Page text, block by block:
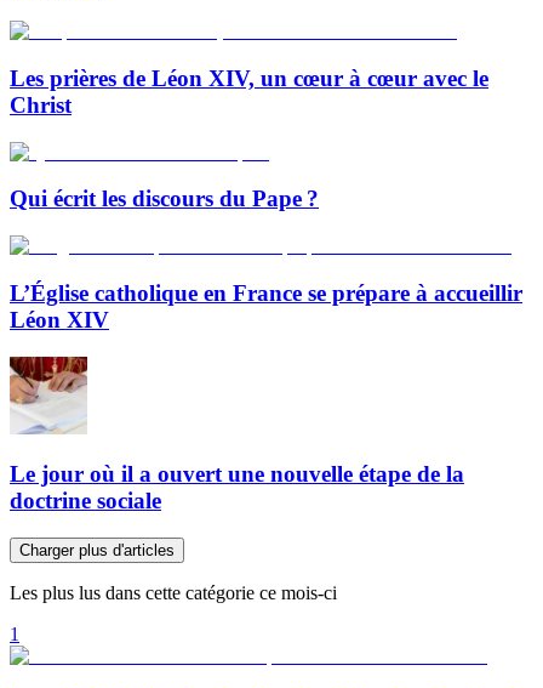
Les prières de Léon XIV, un cœur à cœur avec le
Christ
Qui écrit les discours du Pape ?
L’Église catholique en France se prépare à accueillir
Léon XIV
Le jour où il a ouvert une nouvelle étape de la
doctrine sociale
Charger plus d'articles
Les plus lus dans cette catégorie ce mois-ci
1